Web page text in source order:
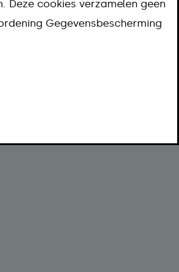
cookies verzamelen geen
Gegevensbescherming